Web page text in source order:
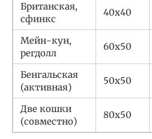
Британская,
сфинкс
40х40
Мейн-кун,
регдолл
60х50
Бенгальская
(активная)
50х50
Две кошки
(совместно)
80х50